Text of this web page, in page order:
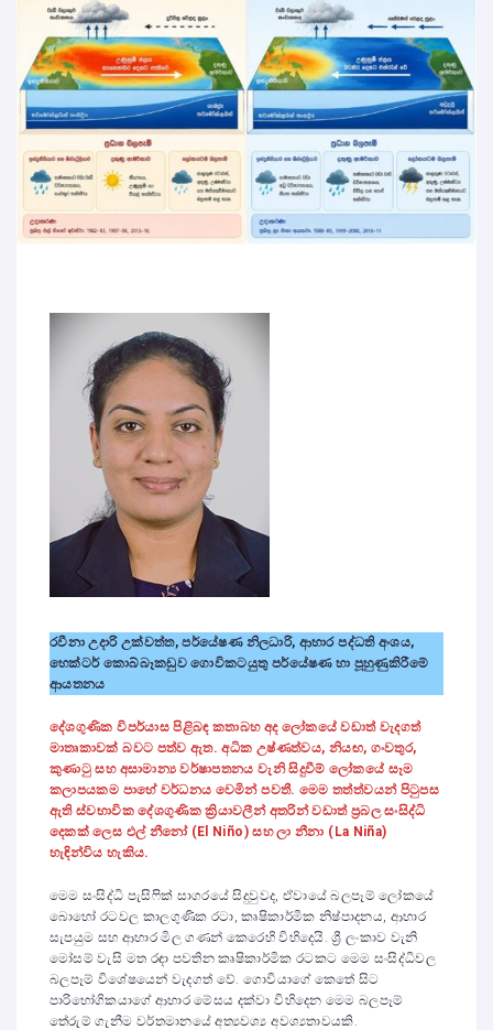
රවීනා උදාරි උක්වත්ත, පර්යේෂණ නිලධාරි, ආහාර පද්ධති අංශය,
හෙක්ටර් කොබ්බෑකඩුව ගොවිකටයුතු පර්යේෂණ හා පූහුණුකිරීමේ
ආයතනය
දේශගුණික විපර්යාස පිළිබඳ කතාබහ අද ලෝකයේ වඩාත් වැදගත්
මාතෘකාවක් බවට පත්ව ඇත. අධික උෂ්ණත්වය, නියඟ, ගංවතුර,
කුණාටු සහ අසාමාන්‍ය වර්ෂාපතනය වැනි සිදුවීම් ලෝකයේ සෑම
කලාපයකම පාහේ වර්ධනය වෙමින් පවතී. මෙම තත්ත්වයන් පිටුපස
ඇති ස්වභාවික දේශගුණික ක්‍රියාවලීන් අතරින් වඩාත් ප්‍රබල සංසිද්ධි
දෙකක් ලෙස එල් නීනෝ (El Niño) සහ ලා නීනා (La Niña)
හැඳින්විය හැකිය.
මෙම සංසිද්ධි පැසිෆික් සාගරයේ සිදුවුවද, ඒවායේ බලපෑම් ලෝකයේ
බොහෝ රටවල කාලගුණික රටා, කෘෂිකාර්මික නිෂ්පාදනය, ආහාර
සැපයුම සහ ආහාර මිල ගණන් කෙරෙහි විහිදෙයි. ශ්‍රී ලංකාව වැනි
මෝසම් වැසි මත රඳා පවතින කෘෂිකාර්මික රටකට මෙම සංසිද්ධිවල
බලපෑම් විශේෂයෙන් වැදගත් වේ. ගොවියාගේ කෙතේ සිට
පාරිභෝගිකයාගේ ආහාර මේසය දක්වා විහිදෙන මෙම බලපෑම්
තේරුම් ගැනීම වර්තමානයේ අත්‍යවශ්‍ය අවශ්‍යතාවයකි.